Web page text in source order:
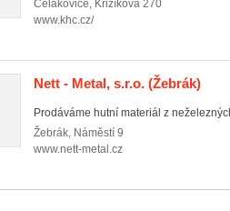
Čelákovice, Křižíkova 270
www.khc.cz/
Nett - Metal, s.r.o. (Žebrák)
Prodáváme hutní materiál z
Žebrák, Náměstí 9
www.nett-metal.cz